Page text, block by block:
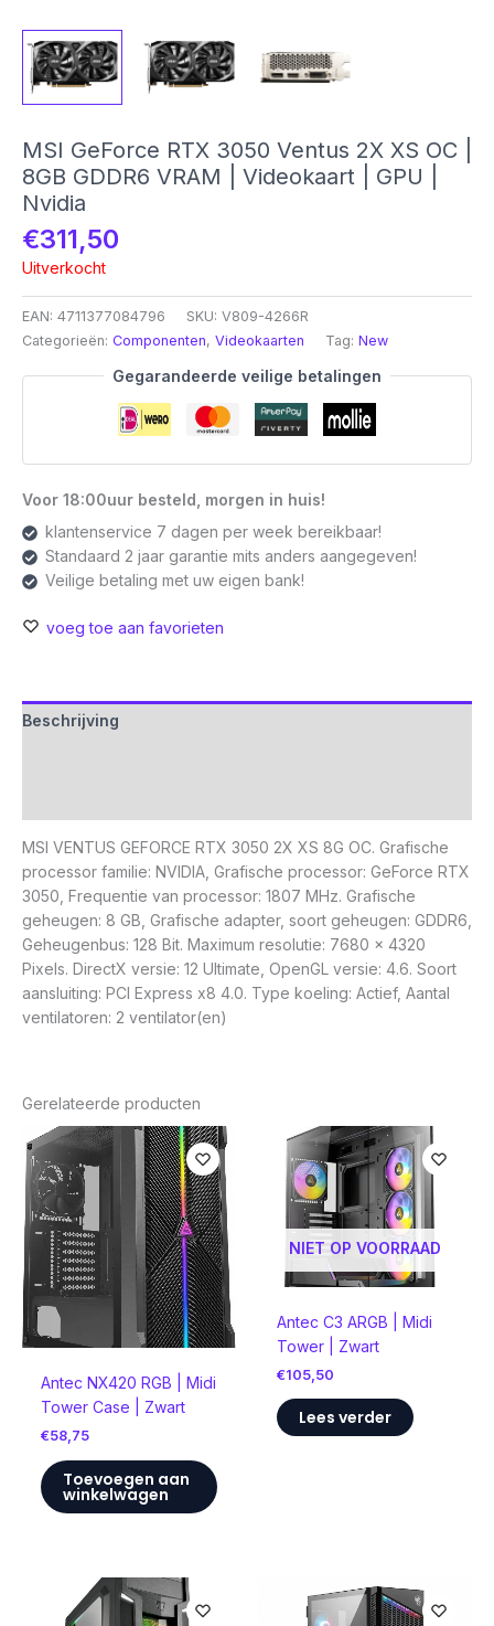
MSI GeForce RTX 3050 Ventus 2X XS OC |
8GB GDDR6 VRAM | Videokaart | GPU |
Nvidia
€311,50
Uitverkocht
EAN: 4711377084796 SKU: V809-4266R
Categorieën: Componenten, Videokaarten Tag: New
Gegarandeerde veilige betalingen
Voor 18:00uur besteld, morgen in huis!
klantenservice 7 dagen per week bereikbaar!
Standaard 2 jaar garantie mits anders aangegeven!
Veilige betaling met uw eigen bank!
voeg toe aan favorieten
Beschrijving
MSI VENTUS GEFORCE RTX 3050 2X XS 8G OC. Grafische
processor familie: NVIDIA, Grafische processor: GeForce RTX
3050, Frequentie van processor: 1807 MHz. Grafische
geheugen: 8 GB, Grafische adapter, soort geheugen: GDDR6,
Geheugenbus: 128 Bit. Maximum resolutie: 7680 x 4320
Pixels. DirectX versie: 12 Ultimate, OpenGL versie: 4.6. Soort
aansluiting: PCI Express x8 4.0. Type koeling: Actief, Aantal
ventilatoren: 2 ventilator(en)
Gerelateerde producten
Antec NX420 RGB | Midi
Tower Case | Zwart
€58,75
Toevoegen aan
winkelwagen
NIET OP VOORRAAD
Antec C3 ARGB | Midi
Tower | Zwart
€105,50
Lees verder